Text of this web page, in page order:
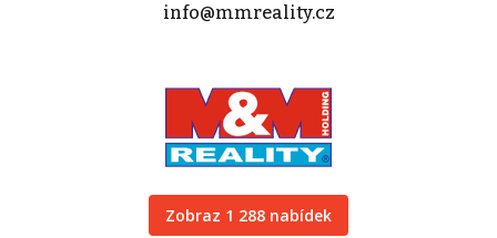
info@mmreality.cz
Zobraz 1 288 nabídek